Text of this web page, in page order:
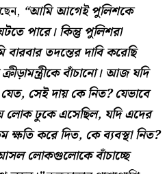
“আমি আগেই পুলিশকে
পারে। কিন্তু পুলিশরা
তদন্তের দাবি করেছি
বাঁচানো। আজ যদি
সেই দায় কে নিত? যেভাবে
ঢুকে এসেছিল, যদি এদের
করে দিত, কে ব্যবস্থা নিত?
লোকগুলোকে বাঁচাচ্ছে